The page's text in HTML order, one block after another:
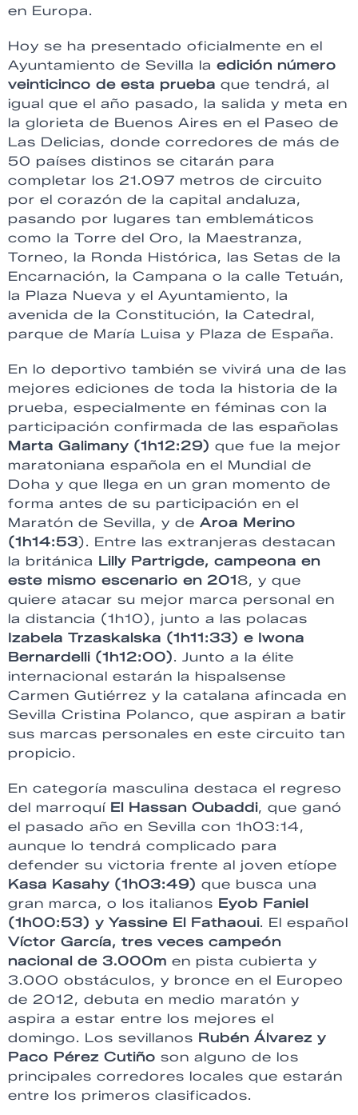
en Europa.
Hoy se ha presentado oficialmente en el
Ayuntamiento de Sevilla la edición número
veinticinco de esta prueba que tendrá, al
igual que el año pasado, la salida y meta en
la glorieta de Buenos Aires en el Paseo de
Las Delicias, donde corredores de más de
50 países distinos se citarán para
completar los 21.097 metros de circuito
por el corazón de la capital andaluza,
pasando por lugares tan emblemáticos
como la Torre del Oro, la Maestranza,
Torneo, la Ronda Histórica, las Setas de la
Encarnación, la Campana o la calle Tetuán,
la Plaza Nueva y el Ayuntamiento, la
avenida de la Constitución, la Catedral,
parque de María Luisa y Plaza de España.
En lo deportivo también se vivirá una de las
mejores ediciones de toda la historia de la
prueba, especialmente en féminas con la
participación confirmada de las españolas
Marta Galimany (1h12:29) que fue la mejor
maratoniana española en el Mundial de
Doha y que llega en un gran momento de
forma antes de su participación en el
Maratón de Sevilla, y de Aroa Merino
(1h14:53). Entre las extranjeras destacan
la británica Lilly Partrigde, campeona en
este mismo escenario en 2018, y que
quiere atacar su mejor marca personal en
la distancia (1h10), junto a las polacas
Izabela Trzaskalska (1h11:33) e Iwona
Bernardelli (1h12:00). Junto a la élite
internacional estarán la hispalsense
Carmen Gutiérrez y la catalana afincada en
Sevilla Cristina Polanco, que aspiran a batir
sus marcas personales en este circuito tan
propicio.
En categoría masculina destaca el regreso
del marroquí El Hassan Oubaddi, que ganó
el pasado año en Sevilla con 1h03:14,
aunque lo tendrá complicado para
defender su victoria frente al joven etíope
Kasa Kasahy (1h03:49) que busca una
gran marca, o los italianos Eyob Faniel
(1h00:53) y Yassine El Fathaoui. El español
Víctor García, tres veces campeón
nacional de 3.000m en pista cubierta y
3.000 obstáculos, y bronce en el Europeo
de 2012, debuta en medio maratón y
aspira a estar entre los mejores el
domingo. Los sevillanos Rubén Álvarez y
Paco Pérez Cutiño son alguno de los
principales corredores locales que estarán
entre los primeros clasificados.